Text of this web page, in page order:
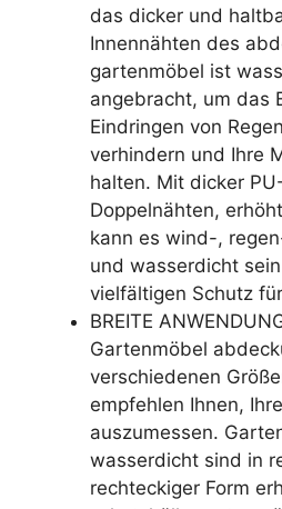
das dicker und
Innennähten des
gartenmöbel ist
angebracht, um das
Eindringen von
verhindern und Ihre
halten. Mit dicker
Doppelnähten,
kann es wind-,
und wasserdicht
vielfältigen Schutz
BREITE
Gartenmöbel
verschiedenen
empfehlen Ihnen,
auszumessen.
wasserdicht sind in
rechteckiger Form